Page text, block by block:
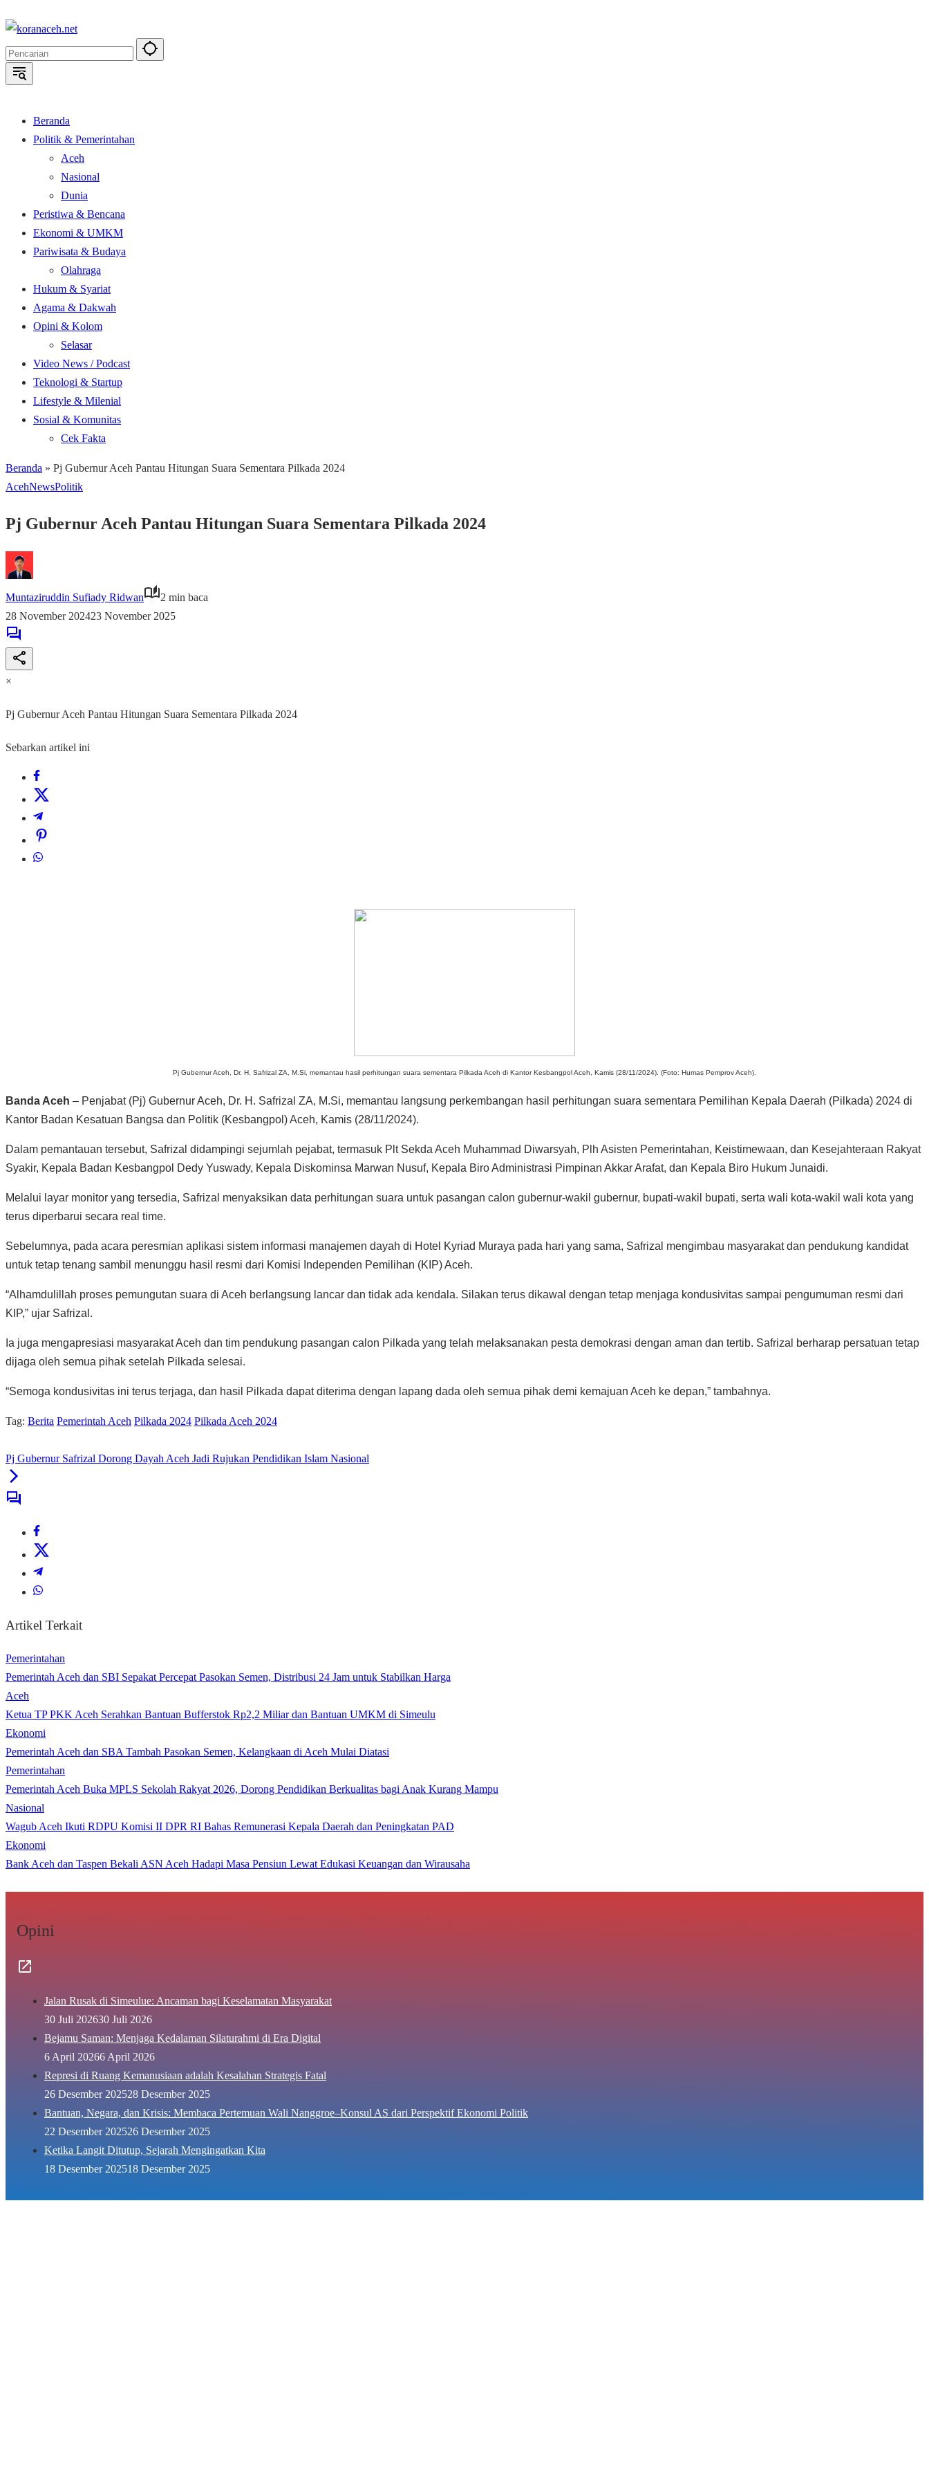
ke
konten
Beranda
Politik & Pemerintahan
Aceh
Nasional
Dunia
Peristiwa & Bencana
Ekonomi & UMKM
Pariwisata & Budaya
Olahraga
Hukum & Syariat
Agama & Dakwah
Opini & Kolom
Selasar
Video News / Podcast
Teknologi & Startup
Lifestyle & Milenial
Sosial & Komunitas
Cek Fakta
Beranda » Pj Gubernur Aceh Pantau Hitungan Suara Sementara Pilkada 2024
AcehNewsPolitik
Pj Gubernur Aceh Pantau Hitungan Suara Sementara Pilkada 2024
Muntaziruddin Sufiady Ridwan
2 min baca
28 November 202423 November 2025
×
Pj Gubernur Aceh Pantau Hitungan Suara Sementara Pilkada 2024
Sebarkan artikel ini
Pj Gubernur Aceh, Dr. H. Safrizal ZA, M.Si, memantau hasil perhitungan suara sementara Pilkada Aceh di Kantor Kesbangpol Aceh, Kamis (28/11/2024). (Foto: Humas Pemprov Aceh).
Banda Aceh – Penjabat (Pj) Gubernur Aceh, Dr. H. Safrizal ZA, M.Si, memantau langsung perkembangan hasil perhitungan suara sementara Pemilihan Kepala Daerah (Pilkada) 2024 di
Kantor Badan Kesatuan Bangsa dan Politik (Kesbangpol) Aceh, Kamis (28/11/2024).
Dalam pemantauan tersebut, Safrizal didampingi sejumlah pejabat, termasuk Plt Sekda Aceh Muhammad Diwarsyah, Plh Asisten Pemerintahan, Keistimewaan, dan Kesejahteraan Rakyat
Syakir, Kepala Badan Kesbangpol Dedy Yuswady, Kepala Diskominsa Marwan Nusuf, Kepala Biro Administrasi Pimpinan Akkar Arafat, dan Kepala Biro Hukum Junaidi.
Melalui layar monitor yang tersedia, Safrizal menyaksikan data perhitungan suara untuk pasangan calon gubernur-wakil gubernur, bupati-wakil bupati, serta wali kota-wakil wali kota yang
terus diperbarui secara real time.
Sebelumnya, pada acara peresmian aplikasi sistem informasi manajemen dayah di Hotel Kyriad Muraya pada hari yang sama, Safrizal mengimbau masyarakat dan pendukung kandidat
untuk tetap tenang sambil menunggu hasil resmi dari Komisi Independen Pemilihan (KIP) Aceh.
“Alhamdulillah proses pemungutan suara di Aceh berlangsung lancar dan tidak ada kendala. Silakan terus dikawal dengan tetap menjaga kondusivitas sampai pengumuman resmi dari
KIP,” ujar Safrizal.
Ia juga mengapresiasi masyarakat Aceh dan tim pendukung pasangan calon Pilkada yang telah melaksanakan pesta demokrasi dengan aman dan tertib. Safrizal berharap persatuan tetap
dijaga oleh semua pihak setelah Pilkada selesai.
“Semoga kondusivitas ini terus terjaga, dan hasil Pilkada dapat diterima dengan lapang dada oleh semua pihak demi kemajuan Aceh ke depan,” tambahnya.
Tag: Berita Pemerintah Aceh Pilkada 2024 Pilkada Aceh 2024
Pj Gubernur Safrizal Dorong Dayah Aceh Jadi Rujukan Pendidikan Islam Nasional
Artikel Terkait
Pemerintahan
Pemerintah Aceh dan SBI Sepakat Percepat Pasokan Semen, Distribusi 24 Jam untuk Stabilkan Harga
Aceh
Ketua TP PKK Aceh Serahkan Bantuan Bufferstok Rp2,2 Miliar dan Bantuan UMKM di Simeulu
Ekonomi
Pemerintah Aceh dan SBA Tambah Pasokan Semen, Kelangkaan di Aceh Mulai Diatasi
Pemerintahan
Pemerintah Aceh Buka MPLS Sekolah Rakyat 2026, Dorong Pendidikan Berkualitas bagi Anak Kurang Mampu
Nasional
Wagub Aceh Ikuti RDPU Komisi II DPR RI Bahas Remunerasi Kepala Daerah dan Peningkatan PAD
Ekonomi
Bank Aceh dan Taspen Bekali ASN Aceh Hadapi Masa Pensiun Lewat Edukasi Keuangan dan Wirausaha
Opini
Jalan Rusak di Simeulue: Ancaman bagi Keselamatan Masyarakat
30 Juli 202630 Juli 2026
Bejamu Saman: Menjaga Kedalaman Silaturahmi di Era Digital
6 April 20266 April 2026
Represi di Ruang Kemanusiaan adalah Kesalahan Strategis Fatal
26 Desember 202528 Desember 2025
Bantuan, Negara, dan Krisis: Membaca Pertemuan Wali Nanggroe–Konsul AS dari Perspektif Ekonomi Politik
22 Desember 202526 Desember 2025
Ketika Langit Ditutup, Sejarah Mengingatkan Kita
18 Desember 202518 Desember 2025